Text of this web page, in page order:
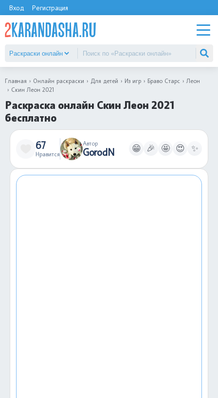
Вход Регистрация
Главная Онлайн раскраски Для детей Из игр Браво Старс
Леон
Скин Леон 2021
Раскраска онлайн Скин Леон 2021
бесплатно
67
Нравится
Автор
GorodN 😁 🎉 🤩 😍 ✨